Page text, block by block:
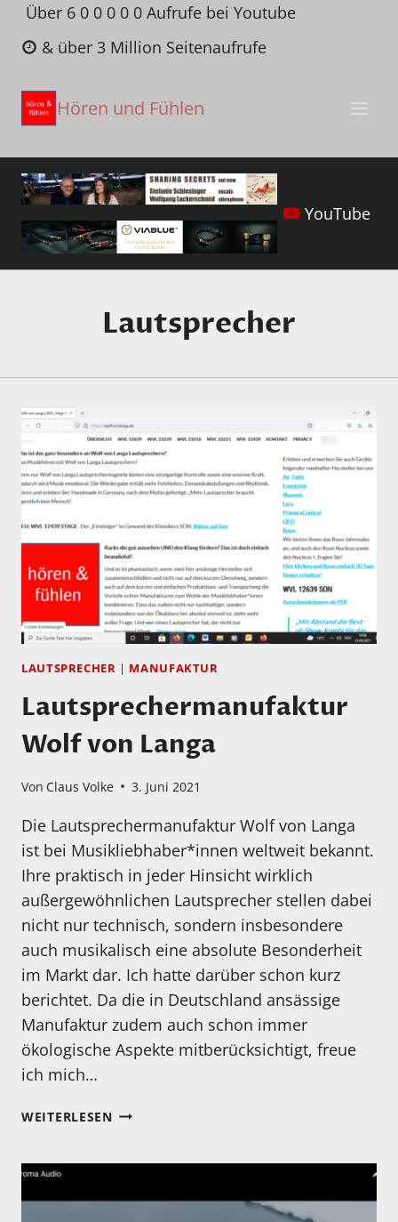
Zum
Inhalt
springen
Über 6 0 0 0 0 0 Aufrufe bei Youtube
& über 3 Million Seitenaufrufe
Hören und Fühlen
YouTube
Lautsprecher
LAUTSPRECHER | MANUFAKTUR
Lautsprechermanufaktur
Wolf von Langa
Von Claus Volke 3. Juni 2021
Die Lautsprechermanufaktur Wolf von Langa
ist bei Musikliebhaber*innen weltweit bekannt.
Ihre praktisch in jeder Hinsicht wirklich
außergewöhnlichen Lautsprecher stellen dabei
nicht nur technisch, sondern insbesondere
auch musikalisch eine absolute Besonderheit
im Markt dar. Ich hatte darüber schon kurz
berichtet. Da die in Deutschland ansässige
Manufaktur zudem auch schon immer
ökologische Aspekte mitberücksichtigt, freue
ich mich…
WEITERLESENLAUTSPRECHERMANUFAKTUR